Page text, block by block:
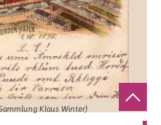
Klaus Winter)